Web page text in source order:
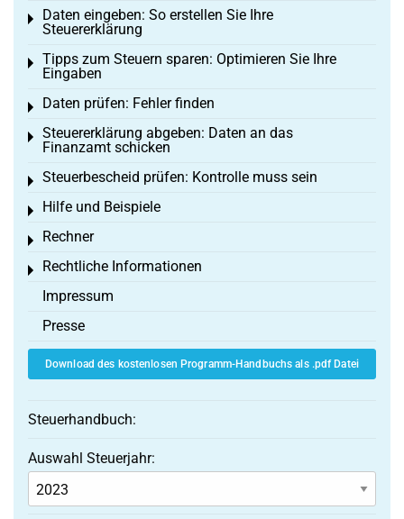
Daten eingeben: So erstellen Sie Ihre
Steuererklärung
Toggle menu
Tipps zum Steuern sparen: Optimieren Sie Ihre
Eingaben
Toggle menu
Daten prüfen: Fehler finden
Toggle menu
Steuererklärung abgeben: Daten an das
Finanzamt schicken
Toggle menu
Steuerbescheid prüfen: Kontrolle muss sein
Toggle menu
Hilfe und Beispiele
Toggle menu
Rechner
Toggle menu
Rechtliche Informationen
Toggle menu
Impressum
Presse
Download des kostenlosen Programm-Handbuchs als .pdf Datei
Steuerhandbuch:
Auswahl Steuerjahr: